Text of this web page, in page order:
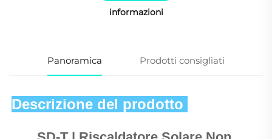
informazioni
Panoramica Prodotti consigliati
Descrizione del prodotto